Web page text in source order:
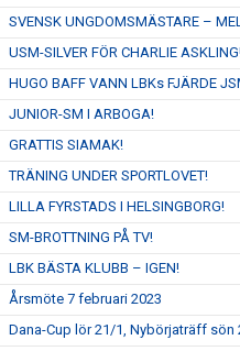
SVENSK UNGDOMSMÄSTARE –
USM-SILVER FÖR CHARLIE
HUGO BAFF VANN LBKs FJÄRDE
JUNIOR-SM I ARBOGA!
GRATTIS SIAMAK!
TRÄNING UNDER SPORTLOVET!
LILLA FYRSTADS I HELSINGBORG!
SM-BROTTNING PÅ TV!
LBK BÄSTA KLUBB – IGEN!
Årsmöte 7 februari 2023
Dana-Cup lör 21/1, Nybörjaträff sön